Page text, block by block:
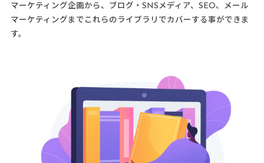
マーケティング企画から、ブログ・SNSメディア、SEO、メール
マーケティングまでこれらのライブラリでカバーする事ができま
す。